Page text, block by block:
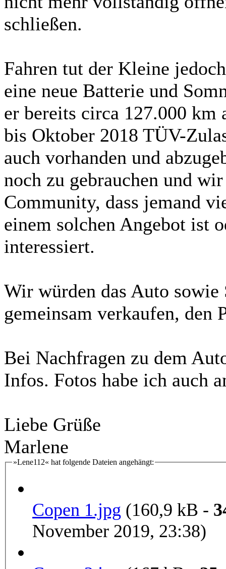
schließen.
Fahren tut der Kleine
eine neue Batterie und
er bereits circa 127.000 km
bis Oktober 2018 TÜV-
auch vorhanden und
noch zu gebrauchen und
Community, dass jemand
einem solchen Angebot ist
interessiert.
Wir würden das Auto sowie
gemeinsam verkaufen, den
Bei Nachfragen zu dem
Infos. Fotos habe ich auch
Liebe Grüße
Marlene
»Lene112« hat folgende Dateien angehängt:
Copen 1.jpg (160,9 kB -
November 2019, 23:38)